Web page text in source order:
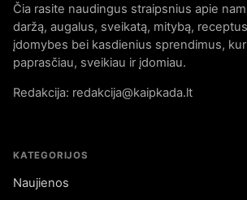
Čia rasite naudingus straipsnius apie
daržą, augalus, sveikatą, mitybą,
įdomybes bei kasdienius sprendimus,
paprasčiau, sveikiau ir įdomiau.
Redakcija: redakcija@kaipkada.lt
KATEGORIJOS
Naujienos